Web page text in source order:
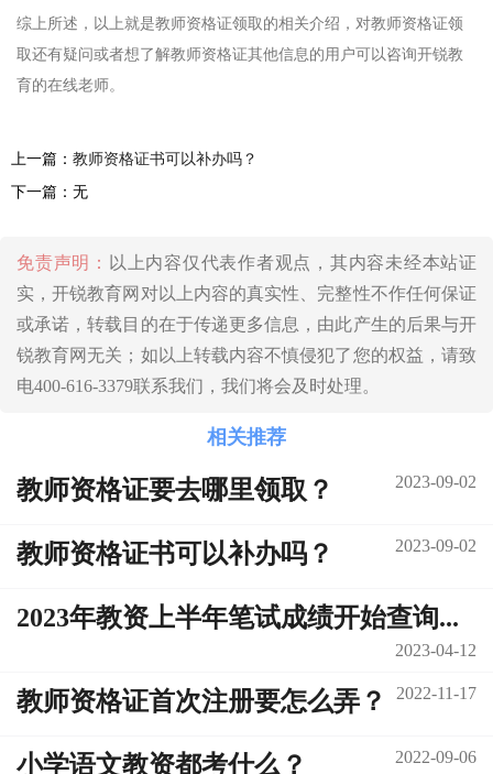
综上所述，以上就是教师资格证领取的相关介绍，对教师资格证领
取还有疑问或者想了解教师资格证其他信息的用户可以咨询开锐教
育的在线老师。
上一篇： 教师资格证书可以补办吗？
下一篇：无
免责声明：
以上内容仅代表作者观点，其内容未经本站证
实，开锐教育网对以上内容的真实性、完整性不作任何保证
或承诺，转载目的在于传递更多信息，由此产生的后果与开
锐教育网无关；如以上转载内容不慎侵犯了您的权益，请致
电400-616-3379联系我们，我们将会及时处理。
相关推荐
教师资格证要去哪里领取？ 2023-09-02
教师资格证书可以补办吗？ 2023-09-02
2023年教资上半年笔试成绩开始查询...
2023-04-12
教师资格证首次注册要怎么弄？ 2022-11-17
小学语文教资都考什么？ 2022-09-06